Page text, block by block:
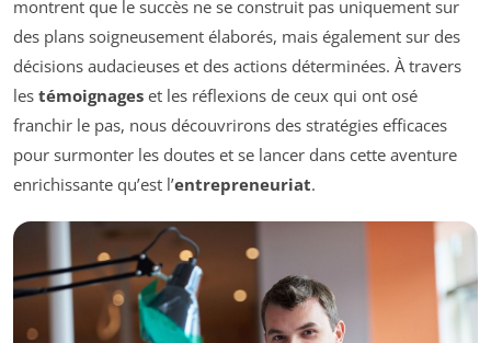
montrent que le succès ne se construit pas uniquement sur
des plans soigneusement élaborés, mais également sur des
décisions audacieuses et des actions déterminées. À travers
les témoignages et les réflexions de ceux qui ont osé
franchir le pas, nous découvrirons des stratégies efficaces
pour surmonter les doutes et se lancer dans cette aventure
enrichissante qu’est l’entrepreneuriat.